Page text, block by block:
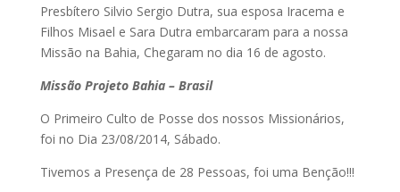
Presbítero Silvio Sergio Dutra, sua esposa Iracema e
Filhos Misael e Sara Dutra embarcaram para a nossa
Missão na Bahia, Chegaram no dia 16 de agosto.
Missão Projeto Bahia – Brasil
O Primeiro Culto de Posse dos nossos Missionários,
foi no Dia 23/08/2014, Sábado.
Tivemos a Presença de 28 Pessoas, foi uma Benção!!!